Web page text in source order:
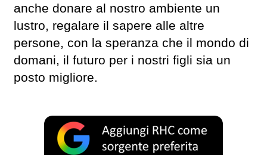
anche donare al nostro ambiente un
lustro, regalare il sapere alle altre
persone, con la speranza che il mondo di
domani, il futuro per i nostri figli sia un
posto migliore.